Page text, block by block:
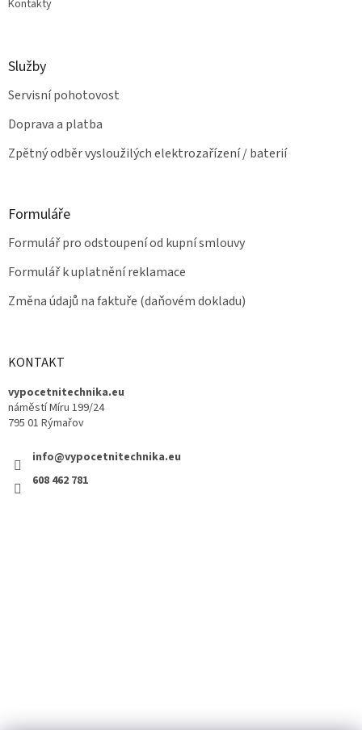
Kontakty
Služby
Servisní pohotovost
Doprava a platba
Zpětný odběr vysloužilých elektrozařízení / baterií
Formuláře
Formulář pro odstoupení od kupní smlouvy
Formulář k uplatnění reklamace
Změna údajů na faktuře (daňovém dokladu)
KONTAKT
vypocetnitechnika.eu
náměstí Míru 199/24
795 01 Rýmařov
info@vypocetnitechnika.eu
608 462 781